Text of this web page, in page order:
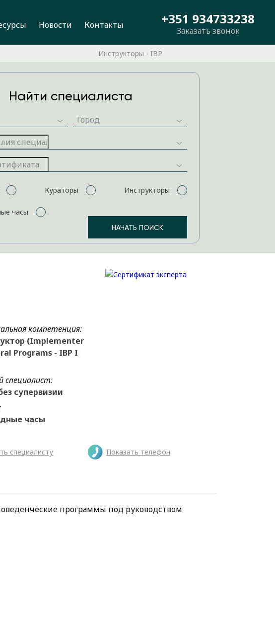
Новости Контакты +351 934733238
Заказать звонок
Инструкторы - IBP
Найти специалиста
Кураторы Инструкторы
часы
компетенция:
(Implementer
Programs - IBP I
специалист:
супервизии
часы
специалисту Показать телефон
программы под руководством